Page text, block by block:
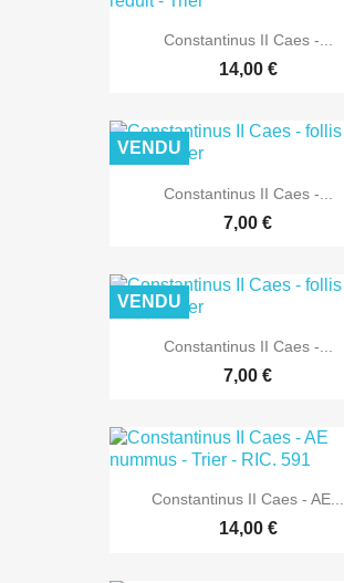
Constantinus II Caes -...
14,00 €
Constantinus II Caes -...
7,00 €
VENDU
Constantinus II Caes -...
7,00 €
VENDU
Constantinus II Caes - AE...
14,00 €